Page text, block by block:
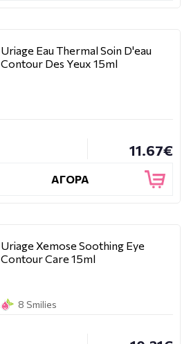
Uriage Eau Thermal Soin D'eau
Contour Des Yeux 15ml
11.67€
ΑΓΟΡΑ
Uriage Xemose Soothing Eye
Contour Care 15ml
8 Smilies